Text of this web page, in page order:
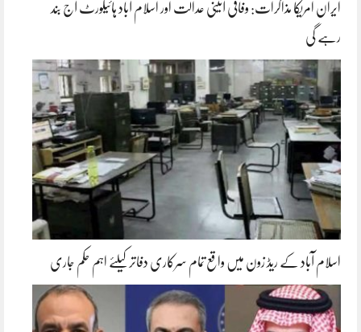
ایران امریکا مذاکرات: وفاقی آئینی عدالت اور اسلام آباد ہائیکورٹ آج بند
رہے گی
اسلام آباد کے ریڈ زون میں واقع تمام سرکاری دفاتر کیلئے اہم حکم جاری